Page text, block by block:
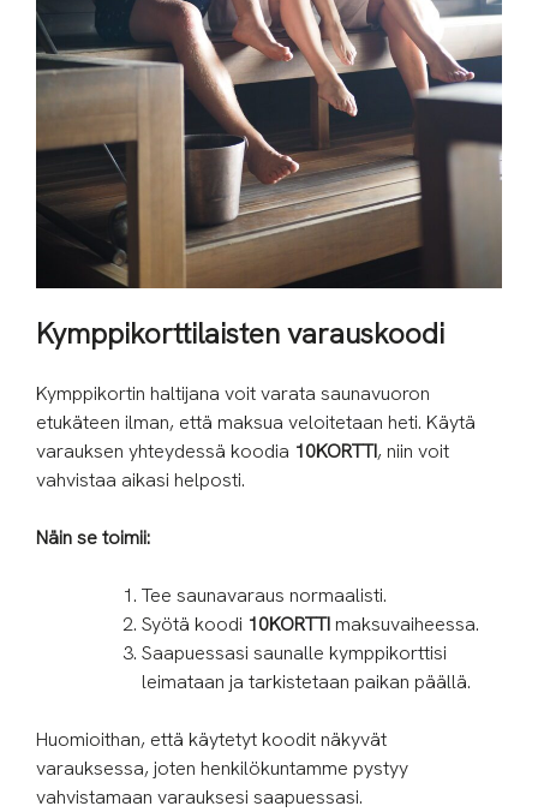
Kymppikorttilaisten varauskoodi
Kymppikortin haltijana voit varata saunavuoron
etukäteen ilman, että maksua veloitetaan heti. Käytä
varauksen yhteydessä koodia 10KORTTI, niin voit
vahvistaa aikasi helposti.
Näin se toimii:
Tee saunavaraus normaalisti.
Syötä koodi 10KORTTI maksuvaiheessa.
Saapuessasi saunalle kymppikorttisi
leimataan ja tarkistetaan paikan päällä.
Huomioithan, että käytetyt koodit näkyvät
varauksessa, joten henkilökuntamme pystyy
vahvistamaan varauksesi saapuessasi.